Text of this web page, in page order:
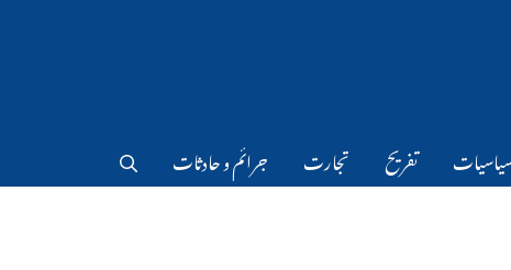
تفریح تجارت جرائم و حادثات